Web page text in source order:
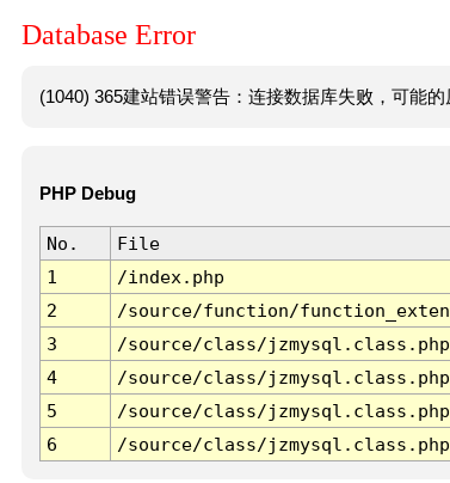
Database Error
(1040) 365建站错误警告：连接数据库失败，可能
PHP Debug
No. File
1
/index.php
2
/source/function/
3
/source/class/jzmysql.class.php
4
/source/class/jzmysql.class.php
5
/source/class/jzmysql.class.php
6
/source/class/jzmysql.class.php